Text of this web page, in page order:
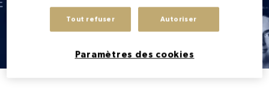
Tout refuser Autoriser
Paramètres des cookies